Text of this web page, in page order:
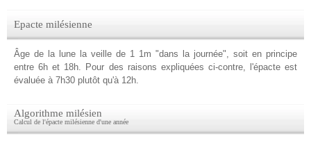
Epacte milésienne
Âge de la lune la veille de 1 1m "dans la journée", soit en principe
entre 6h et 18h. Pour des raisons expliquées ci-contre, l'épacte est
évaluée à 7h30 plutôt qu'à 12h.
Algorithme milésien
Calcul de l'épacte milésienne d'une année